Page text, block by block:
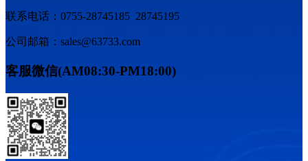
联系电话：0755-28745185 28745195
公司邮箱：sales@63733.com
客服微信(AM08:30-PM18:00)